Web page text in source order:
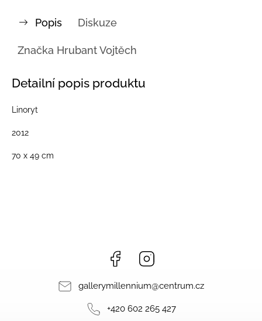
Popis Diskuze
Značka Hrubant Vojtěch
Detailní popis produktu
Linoryt
2012
70 x 49 cm
Facebook
gallerymillennium@centrum.cz
+420 602 265 427